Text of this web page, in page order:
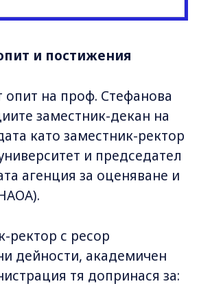
и постижения
опит на проф. Стефанова
заместник-декан на
като заместник-ректор
и председател
агенция за оценяване и
ректор с ресор
дейности, академичен
тя допринася за: